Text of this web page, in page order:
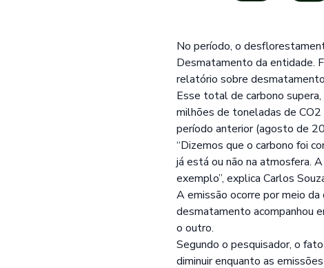
No período, o
Desmatamento da entidade.
relatório sobre
Esse total de carbono
milhões de toneladas de
período anterior (agosto de
“Dizemos que o carbono foi
já está ou não na atmosfera.
exemplo”, explica Carlos
A emissão ocorre por meio
desmatamento acompanhou
o outro.
Segundo o pesquisador, o
diminuir enquanto as